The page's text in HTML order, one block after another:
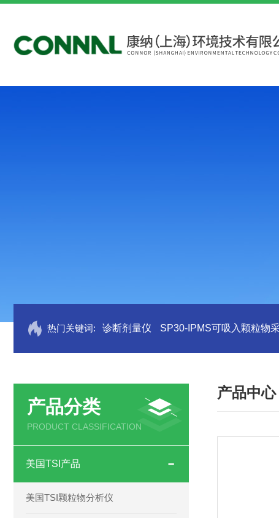
热门关键词: 诊断剂量仪 SP30-IPMS可吸入颗粒物采
产品分类
PRODUCT CLASSIFICATION
美国TSI产品
美国TSI颗粒物分析仪
产品中心